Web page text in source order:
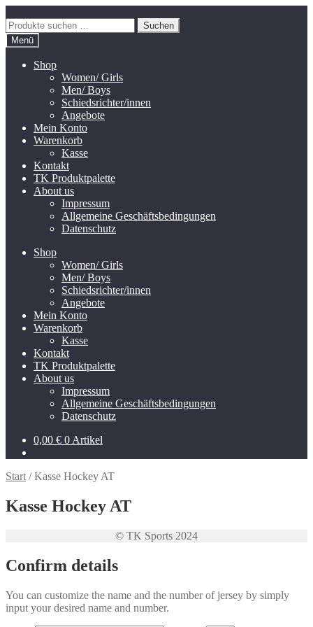
Navigation
springen
Inhalt
springen
Suchen
nach:
Suchen
Menü
Shop
Women/ Girls
Men/ Boys
Schiedsrichter/innen
Angebote
Mein Konto
Warenkorb
Kasse
Kontakt
TK Produktpalette
About us
Impressum
Allgemeine Geschäftsbedingungen
Datenschutz
Shop
Women/ Girls
Men/ Boys
Schiedsrichter/innen
Angebote
Mein Konto
Warenkorb
Kasse
Kontakt
TK Produktpalette
About us
Impressum
Allgemeine Geschäftsbedingungen
Datenschutz
0,00 € 0 Artikel
Start /Kasse Hockey AT
Kasse Hockey AT
© TK Sports 2024
Confirm details
You can customize the name and the number of jersey by simply
input your desired name and number.